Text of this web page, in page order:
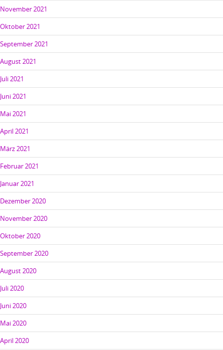
November 2021
Oktober 2021
September 2021
August 2021
Juli 2021
Juni 2021
Mai 2021
April 2021
März 2021
Februar 2021
Januar 2021
Dezember 2020
November 2020
Oktober 2020
September 2020
August 2020
Juli 2020
Juni 2020
Mai 2020
April 2020